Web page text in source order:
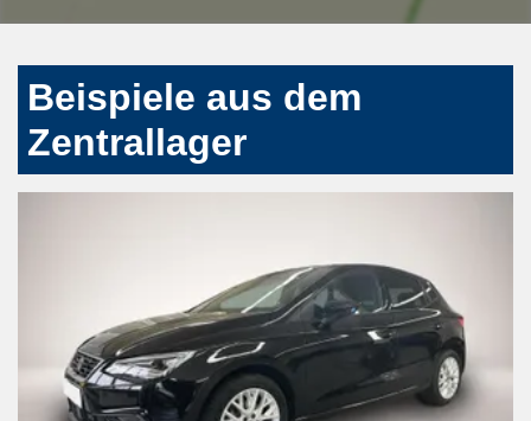
Beispiele aus dem
Zentrallager